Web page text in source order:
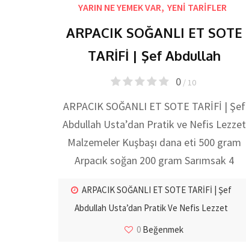
YARIN NE YEMEK VAR, YENİ TARİFLER
ARPACIK SOĞANLI ET SOTE
TARİFİ | Şef Abdullah
0/ 10
ARPACIK SOĞANLI ET SOTE TARİFİ | Şef
Abdullah Usta’dan Pratik ve Nefis Lezzet
Malzemeler Kuşbaşı dana eti 500 gram
Arpacık soğan 200 gram Sarımsak 4
ARPACIK SOĞANLI ET SOTE TARİFİ | Şef
Abdullah Usta’dan Pratik Ve Nefis Lezzet
0 Beğenmek